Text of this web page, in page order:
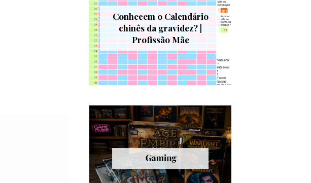
Conhecem o Calendário
chinês da gravidez? |
Profissão Mãe